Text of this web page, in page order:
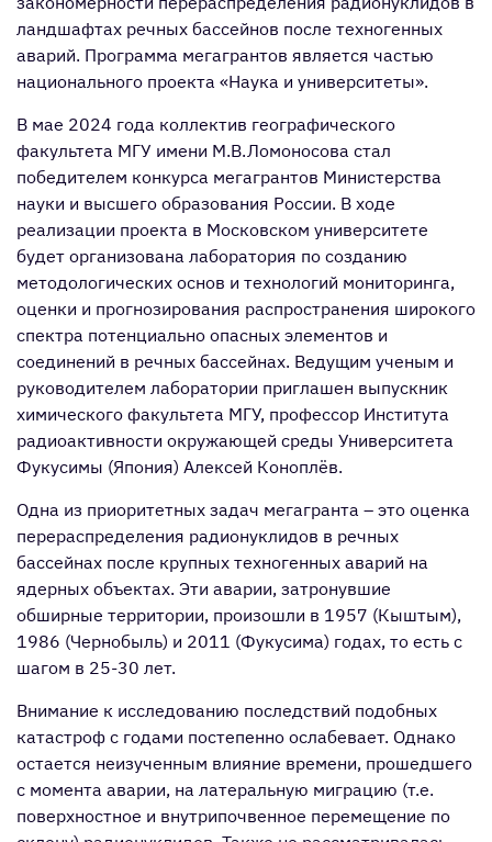
ландшафтах речных бассейнов после техногенных
аварий. Программа мегагрантов является частью
национального проекта «Наука и университеты».
В мае 2024 года коллектив географического
факультета МГУ имени М.В.Ломоносова стал
победителем конкурса мегагрантов Министерства
науки и высшего образования России. В ходе
реализации проекта в Московском университете
будет организована лаборатория по созданию
методологических основ и технологий мониторинга,
оценки и прогнозирования распространения широкого
спектра потенциально опасных элементов и
соединений в речных бассейнах. Ведущим ученым и
руководителем лаборатории приглашен выпускник
химического факультета МГУ, профессор Института
радиоактивности окружающей среды Университета
Фукусимы (Япония) Алексей Коноплёв.
Одна из приоритетных задач мегагранта – это оценка
перераспределения радионуклидов в речных
бассейнах после крупных техногенных аварий на
ядерных объектах. Эти аварии, затронувшие
обширные территории, произошли в 1957 (Кыштым),
1986 (Чернобыль) и 2011 (Фукусима) годах, то есть с
шагом в 25-30 лет.
Внимание к исследованию последствий подобных
катастроф с годами постепенно ослабевает. Однако
остается неизученным влияние времени, прошедшего
с момента аварии, на латеральную миграцию (т.е.
поверхностное и внутрипочвенное перемещение по